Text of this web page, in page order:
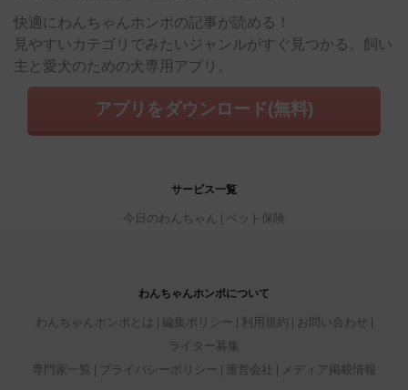
快適にわんちゃんホンポの記事が読める！
見やすいカテゴリでみたいジャンルがすぐ見つかる。飼い
主と愛犬のための犬専用アプリ。
アプリをダウンロード(無料)
サービス一覧
今日のわんちゃん ペット保険
わんちゃんホンポについて
わんちゃんホンポとは 編集ポリシー 利用規約
お問い合わせ
ライター募集
専門家一覧
プライバシーポリシー 運営会社 メディア掲載情報